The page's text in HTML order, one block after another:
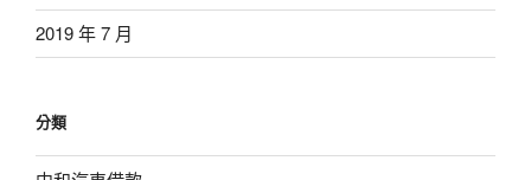
2019 年 7 月
分類